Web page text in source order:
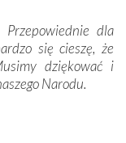
otwartością
ludową sztukę i
siebie bardzo
się obco.
Boża, ale też
w naszej
Przepowiednie dla
się cieszę, że
dziękować i
Narodu.